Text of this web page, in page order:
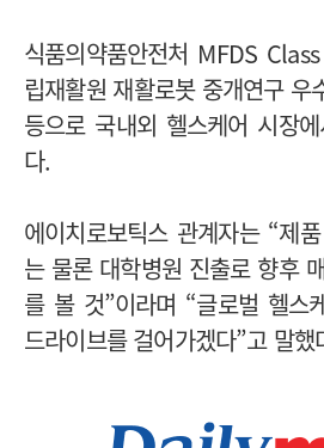
식품의약품안전처 MFDS
립재활원 재활로봇 중개연구
등으로 국내외 헬스케어 시장
다.
에이치로보틱스 관계자는 “제
는 물론 대학병원 진출로 향후
를 볼 것”이라며 “글로벌 헬스
드라이브를 걸어가겠다”고 말했